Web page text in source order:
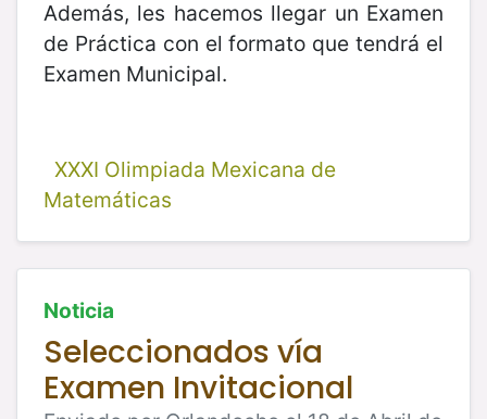
Además, les hacemos llegar un Examen
de Práctica con el formato que tendrá el
Examen Municipal.
XXXI Olimpiada Mexicana de
Matemáticas
Noticia
Seleccionados vía
Examen Invitacional